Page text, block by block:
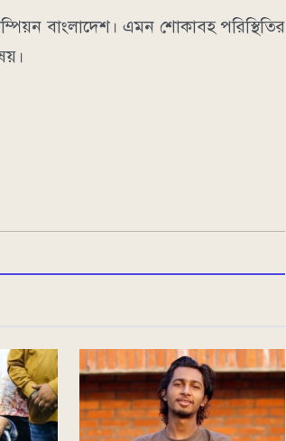
বাংলাদেশ। এমন শোকাবহ পরিস্থিতির